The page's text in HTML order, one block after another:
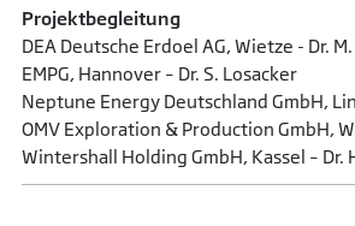
Projektbegleitung
DEA Deutsche Erdoel AG, Wietze - Dr.
EMPG, Hannover – Dr. S. Losacker
Neptune Energy Deutschland GmbH,
OMV Exploration & Production GmbH,
Wintershall Holding GmbH, Kassel – Dr.